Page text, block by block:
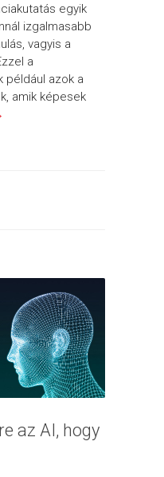
egyik
izgalmasabb
vagyis a
a
például azok a
amik képesek
az AI, hogy